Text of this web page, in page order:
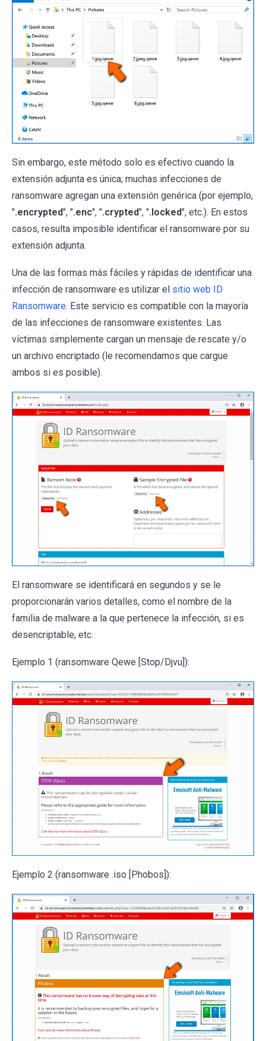
Sin embargo, este método solo es efectivo cuando la
extensión adjunta es única; muchas infecciones de
ransomware agregan una extensión genérica (por ejemplo,
".encrypted", ".enc", ".crypted", ".locked", etc.). En estos
casos, resulta imposible identificar el ransomware por su
extensión adjunta.
Una de las formas más fáciles y rápidas de identificar una
infección de ransomware es utilizar el sitio web ID
Ransomware. Este servicio es compatible con la mayoría
de las infecciones de ransomware existentes. Las
víctimas simplemente cargan un mensaje de rescate y/o
un archivo encriptado (le recomendamos que cargue
ambos si es posible).
El ransomware se identificará en segundos y se le
proporcionarán varios detalles, como el nombre de la
familia de malware a la que pertenece la infección, si es
desencriptable, etc.
Ejemplo 1 (ransomware Qewe [Stop/Djvu]):
Ejemplo 2 (ransomware .iso [Phobos]):